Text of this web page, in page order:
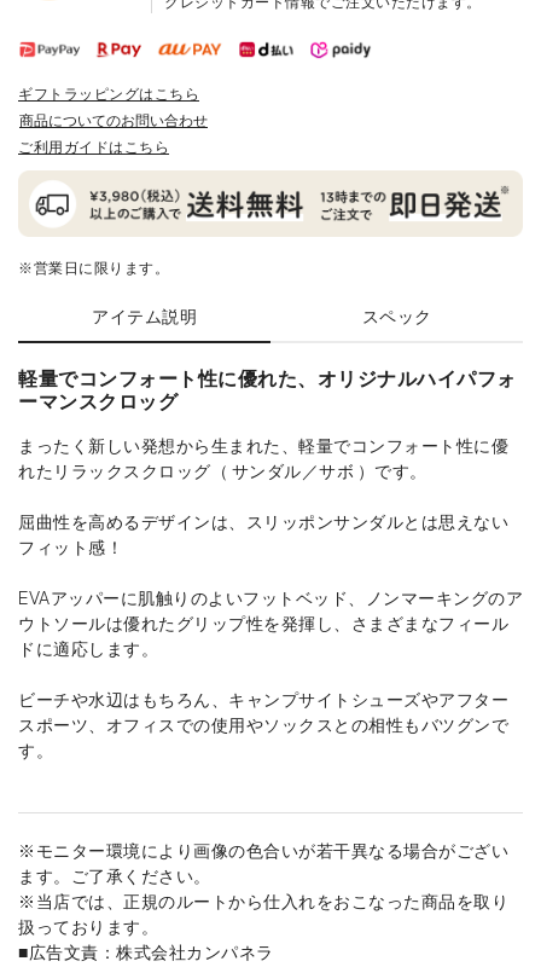
ギフトラッピングはこちら
商品についてのお問い合わせ
ご利用ガイドはこちら
※営業日に限ります。
アイテム説明 スペック
軽量でコンフォート性に優れた、オリジナルハイパフォ
ーマンスクロッグ
まったく新しい発想から生まれた、軽量でコンフォート性に優
れたリラックスクロッグ（ サンダル／サボ ）です。
屈曲性を高めるデザインは、スリッポンサンダルとは思えない
フィット感！
EVAアッパーに肌触りのよいフットベッド、ノンマーキングのア
ウトソールは優れたグリップ性を発揮し、さまざまなフィール
ドに適応します。
ビーチや水辺はもちろん、キャンプサイトシューズやアフター
スポーツ、オフィスでの使用やソックスとの相性もバツグンで
す。
※モニター環境により画像の色合いが若干異なる場合がござい
ます。ご了承ください。
※当店では、正規のルートから仕入れをおこなった商品を取り
扱っております。
■広告文責：株式会社カンパネラ